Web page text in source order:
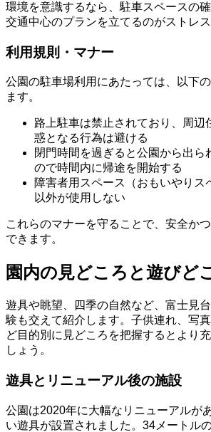
環境を意識するなら、駐車スペースの
交通中心のプランを立てるのがストレス
利用規則・マナー
公園の駐車場利用にあたっては、以下
ます。
路上駐車は禁止されており、周辺
惑となる行為は避ける
閉門時間を過ぎると公園から出ら
ので時間内に帰途を開始する
障害者用スペース（おもいやりス
以外が使用しない
これらのマナーを守ることで、安全か
できます。
園内の見どころと遊びど
遊具や眺望、四季の自然など、富士見
験も交えて紹介します。子供連れ、写
ど目的別に見どころを把握するとより
しょう。
遊具とリニューアル後の施設
公園は2020年に大幅なリニューアルが
い遊具が設置されました。34メートル